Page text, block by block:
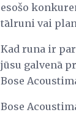
esošo
tālruni vai
Kad runa ir
jūsu galvenā
Bose
Bose